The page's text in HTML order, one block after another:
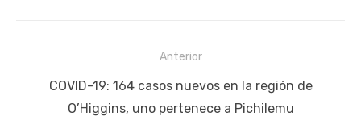
entradas
Anterior
Publicación
anterior:
COVID-19: 164 casos nuevos en la región de
O’Higgins, uno pertenece a Pichilemu